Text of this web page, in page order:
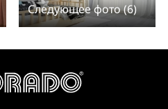
Следующее фото (6)